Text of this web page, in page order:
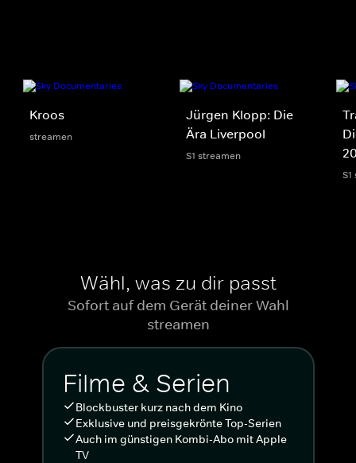
Kroos
streamen
Jürgen Klopp: Die
Ära Liverpool
S1 streamen
Wähl, was zu dir passt
Sofort auf dem Gerät deiner Wahl
streamen
Filme & Serien
Blockbuster kurz nach dem Kino
Exklusive und preisgekrönte Top-Serien
Auch im günstigen Kombi-Abo mit Apple
TV